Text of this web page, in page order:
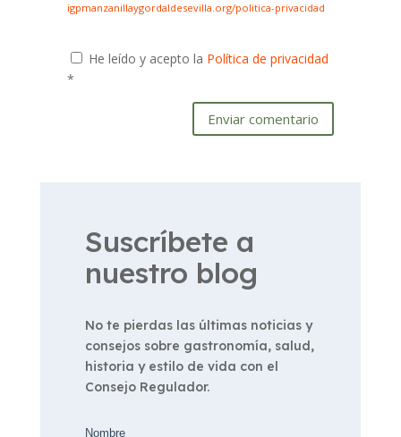
igpmanzanillaygordaldesevilla.org/politica-privacidad
He leído y acepto la Política de privacidad
*
Enviar comentario
Suscríbete a
nuestro blog
No te pierdas las últimas noticias y
consejos sobre gastronomía, salud,
historia y estilo de vida con el
Consejo Regulador.